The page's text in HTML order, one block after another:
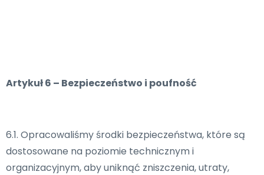
Artykuł 6 – Bezpieczeństwo i poufność
6.1. Opracowaliśmy środki bezpieczeństwa, które są
dostosowane na poziomie technicznym i
organizacyjnym, aby uniknąć zniszczenia, utraty,